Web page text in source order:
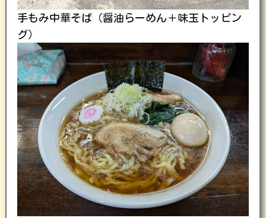
手もみ中華そば（醤油らーめん＋味玉トッピン
グ）